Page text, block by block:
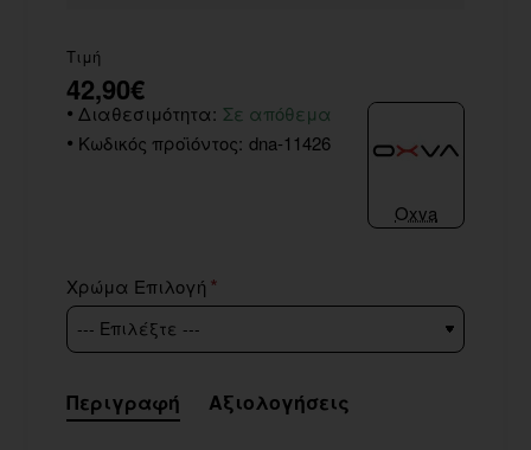
Τιμή
42,90€
Διαθεσιμότητα: Σε απόθεμα
Κωδικός προϊόντος: dna-11426
Oxva
Χρώμα Επιλογή
Περιγραφή Αξιολογήσεις